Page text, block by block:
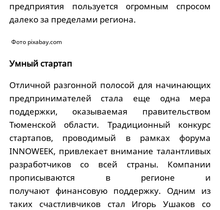
предприятия пользуется огромным спросом
далеко за пределами региона.
Фото pixabay.com
Умный стартап
Отличной разгонной полосой для начинающих
предпринимателей стала еще одна мера
поддержки, оказываемая правительством
Тюменской области. Традиционный конкурс
стартапов, проводимый в рамках форума
INNOWEEK, привлекает внимание талантливых
разработчиков со всей страны. Компании
прописываются в регионе и
получают финансовую поддержку. Одним из
таких счастливчиков стал Игорь Ушаков со